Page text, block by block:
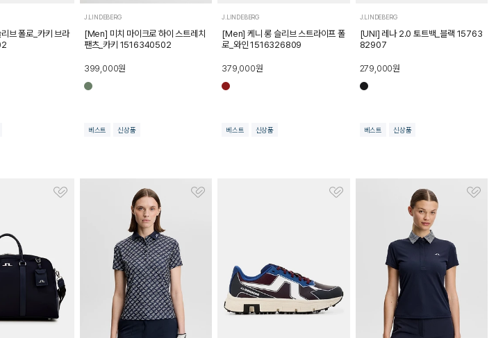
브 폴로_카키 브라
J.LINDEBERG
[Men] 미치 마이크로 하이 스트레치
팬츠_카키 1516340502
399,000원
베스트 신상품
J.LINDEBERG
[Men] 케니 롱 슬리브 스트라이프 폴
로_와인 1516326809
379,000원
베스트 신상품
J.LINDEBERG
[UNI] 레나 2.0 토트백_블랙 15763
82907
279,000원
베스트 신상품